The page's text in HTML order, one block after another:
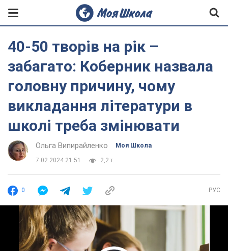
40-50 творів на рік –
забагато: Коберник назвала
головну причину, чому
викладання літератури в
школі треба змінювати
Ольга Випирайленко Моя Школа
7.02.2024 21:51 2,2 т.
0 РУС